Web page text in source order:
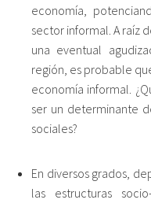
economía,
sector informal. A raíz
una eventual
región, es probable
economía informal.
ser un determinante
sociales?
En diversos grados,
las estructuras